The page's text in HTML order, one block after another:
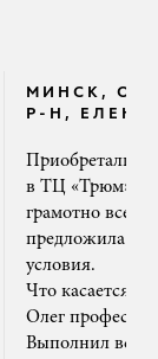
МИНСК,
Р-Н, ЕЛЕНА
Приобретали
в ТЦ «Трюм».
грамотно все
предложила
условия.
Что касается
Олег
Выполнил все